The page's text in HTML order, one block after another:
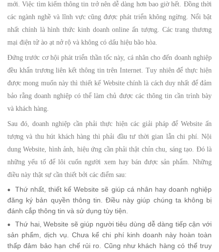
mới. Việc tìm kiếm thông tin trở nên dễ dàng hơn bao giờ hết. Đồng thời
các ngành nghề và lĩnh vực cũng được phát triển không ngừng. Nổi bật
nhất chính là hình thức kinh doanh online ấn tượng. Các trang thương
mại điện tử ào ạt nở rộ và không có dấu hiệu bão hòa.
Đứng trước cơ hội phát triển thần tốc này, cá nhân cho đến doanh nghiệp
đều khẩn trương liên kết thông tin trên Internet. Tuy nhiên để thực hiện
được mong muốn này thì thiết kế Website chính là cách duy nhất để đảm
bảo rằng doanh nghiệp có thể làm chủ được các thông tin cần trình bày
và khách hàng.
Sau đó, doanh nghiệp cần phải thực hiện các giải pháp để Website ấn
tượng và thu hút khách hàng thì phải đầu tư thời gian lẫn chi phí. Nội
dung Website, hình ảnh, hiệu ứng cần phải thật chỉn chu, sáng tạo. Đó là
những yếu tố để lôi cuốn người xem hay bán được sản phẩm. Những
điều này thật sự cần thiết bởi các điểm sau:
Thứ nhất, thiết kế Website sẽ giúp cá nhân hay doanh nghiệp
đăng ký bản quyền thông tin. Điều này giúp chúng ta không bị
đánh cắp thông tin và sử dụng tùy tiện.
Thứ hai, Website sẽ giúp người tiêu dùng dễ dàng tiếp cận với
sản phẩm, dịch vụ. Chưa kể chi phí kinh doanh này hoàn toàn
thấp đảm bảo hạn chế rủi ro. Cũng như khách hàng có thể truy